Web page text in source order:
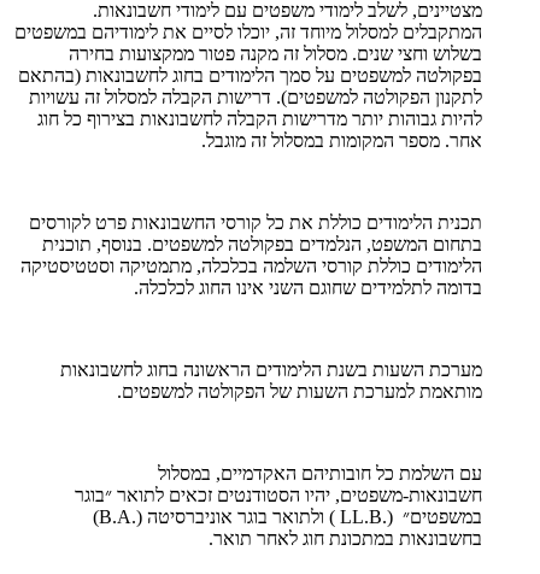
מצטיינים, לשלב לימודי משפטים עם לימודי חשבונאות.
המתקבלים למסלול מיוחד זה, יוכלו לסיים את לימודיהם במשפטים
בשלוש וחצי שנים. מסלול זה מקנה פטור ממקצועות בחירה
בפקולטה למשפטים על סמך הלימודים בחוג לחשבונאות (בהתאם
לתקנון הפקולטה למשפטים). דרישות הקבלה למסלול זה עשויות
להיות גבוהות יותר מדרישות הקבלה לחשבונאות בצירוף כל חוג
אחר. מספר המקומות במסלול זה מוגבל.
תכנית הלימודים כוללת את כל קורסי החשבונאות פרט לקורסים
בתחום המשפט, הנלמדים בפקולטה למשפטים. בנוסף, תוכנית
הלימודים כוללת קורסי השלמה בכלכלה, מתמטיקה וסטטיסטיקה
בדומה לתלמידים שחוגם השני אינו החוג לכלכלה.
מערכת השעות בשנת הלימודים הראשונה בחוג לחשבונאות
מותאמת למערכת השעות של הפקולטה למשפטים.
עם השלמת כל חובותיהם האקדמיים, במסלול
חשבונאות-משפטים, יהיו הסטודנטים זכאים לתואר ״בוגר
במשפטים״ (.LL.B ) ולתואר בוגר אוניברסיטה (.B.A)
בחשבונאות במתכונת חוג לאחר תואר.